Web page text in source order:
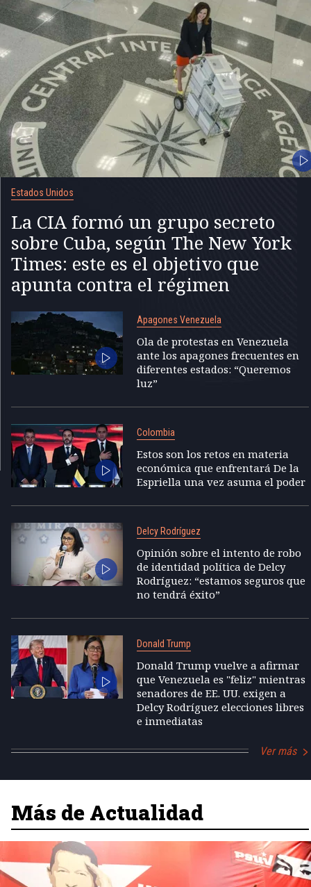
Estados Unidos
La CIA formó un grupo secreto
sobre Cuba, según The New York
Times: este es el objetivo que
apunta contra el régimen
Apagones Venezuela
Ola de protestas en Venezuela
ante los apagones frecuentes en
diferentes estados: “Queremos
luz”
Colombia
Estos son los retos en materia
económica que enfrentará De la
Espriella una vez asuma el poder
Delcy Rodríguez
Opinión sobre el intento de robo
de identidad política de Delcy
Rodríguez: “estamos seguros que
no tendrá éxito”
Donald Trump
Donald Trump vuelve a afirmar
que Venezuela es "feliz" mientras
senadores de EE. UU. exigen a
Delcy Rodríguez elecciones libres
e inmediatas
Ver más
Más de Actualidad